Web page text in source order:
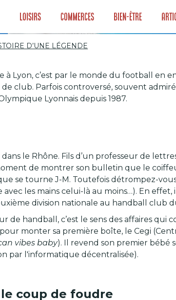
Loisirs Commerces Bien-être
:
D’UNE LÉGENDE
à Lyon, c’est par le monde du football en
club. Parfois controversé, souvent
Lyonnais depuis 1987.
le Rhône. Fils d’un professeur de
de montrer son bulletin que le
se tourne J-M. Toutefois détrompez-
les mains celui-là au moins…). En
division nationale au handball club
handball, c’est le sens des affaires qui
monter sa première boîte, le Cegi
vibes baby). Il revend son premier bébé
par l'informatique décentralisée).
coup de foudre